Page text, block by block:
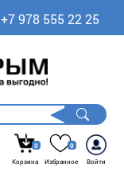
+7 978 555 22 25
0
Корзина
0
Избранное
Войти